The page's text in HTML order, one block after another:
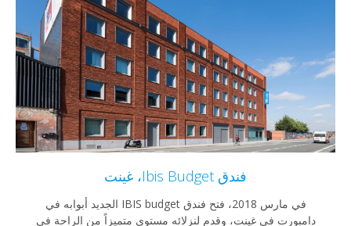
في مارس 2018، فتح فندق IBIS budget الجديد أبوابه في
في غينت، وقدم لنزلائه مستوى متميزاً من الراحة في